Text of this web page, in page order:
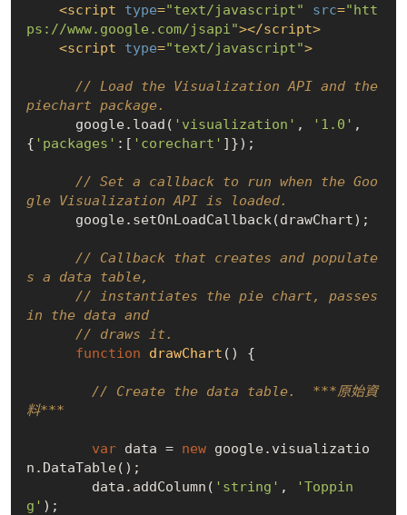
<script type="text/javascript" src="htt
ps://www.google.com/jsapi"></script>
<script type="text/javascript">
// Load the Visualization API and the
piechart package.
      google.load(
'visualization' , '1.0' ,
{ 'packages' :[ 'corechart' ]});
// Set a callback to run when the Goo
gle Visualization API is loaded.
// Callback that creates and populate
s a data table,
// instantiates the pie chart, passes
in the data and
// draws it.
function
drawChart ( ) {
// Create the data table.  ***原始資
料***
var data = new google.visualizatio
n.DataTable();
        data.addColumn(
'string' ,
'Toppin
g' );